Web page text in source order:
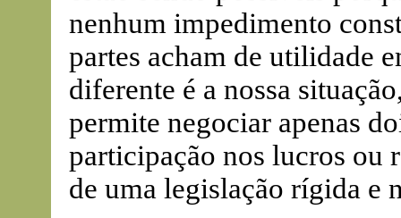
nenhum impedimento
partes acham de utilidade
diferente é a nossa
permite negociar apenas
participação nos lucros ou
de uma legislação rígida e